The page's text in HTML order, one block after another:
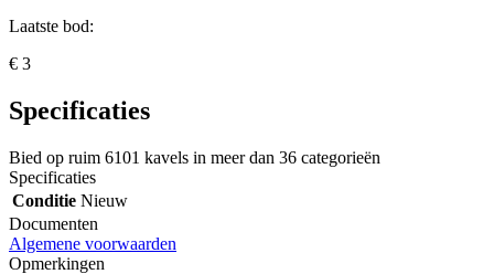
Laatste bod:
€ 3
Specificaties
Bied op ruim 6101 kavels in meer dan 36 categorieën
Specificaties
Conditie Nieuw
Documenten
Algemene voorwaarden
Opmerkingen